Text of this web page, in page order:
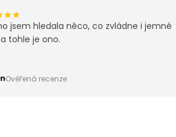
v Německu
jsem hledala něco, co zvládne i jemné
tohle je ono.
Ověřená recenze